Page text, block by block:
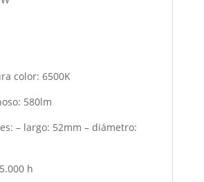
color: 6500K
580lm
– largo: 52mm – diámetro:
h